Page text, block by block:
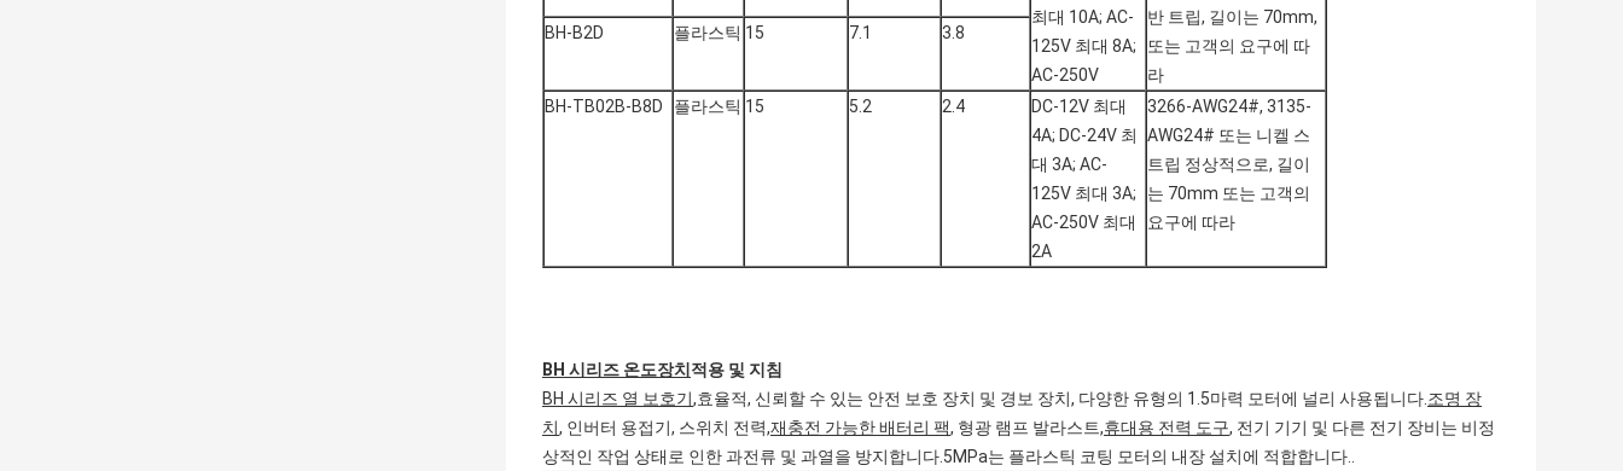
최대 10A; AC-
125V 최대 8A;
AC-250V
반 트립, 길이는 70mm,
또는 고객의 요구에 따
라
BH-B2D 플라스틱 15 7.1 3.8
BH-TB02B-B8D 플라스틱 15 5.2 2.4
DC-12V 최대
4A; DC-24V 최
대 3A; AC-
125V 최대 3A;
AC-250V 최대
2A
3266-AWG24#, 3135-
AWG24# 또는 니켈 스
트립 정상적으로, 길이
는 70mm 또는 고객의
요구에 따라
BH 시리즈 온도장치 적용 및 지침
BH 시리즈 열 보호기,효율적, 신뢰할 수 있는 안전 보호 장치 및 경보 장치, 다양한 유형의 1.5마력 모터에 널리 사용됩니다.조명 장
치, 인버터 용접기, 스위치 전력,재충전 가능한 배터리 팩, 형광 램프 발라스트,휴대용 전력 도구, 전기 기기 및 다른 전기 장비는 비정
상적인 작업 상태로 인한 과전류 및 과열을 방지합니다.5MPa는 플라스틱 코팅 모터의 내장 설치에 적합합니다..